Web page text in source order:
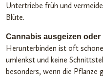
Untertriebe früh und
Blüte.
Cannabis ausgeizen
Herunterbinden ist oft
umlenkst und keine
besonders, wenn die Pflanze